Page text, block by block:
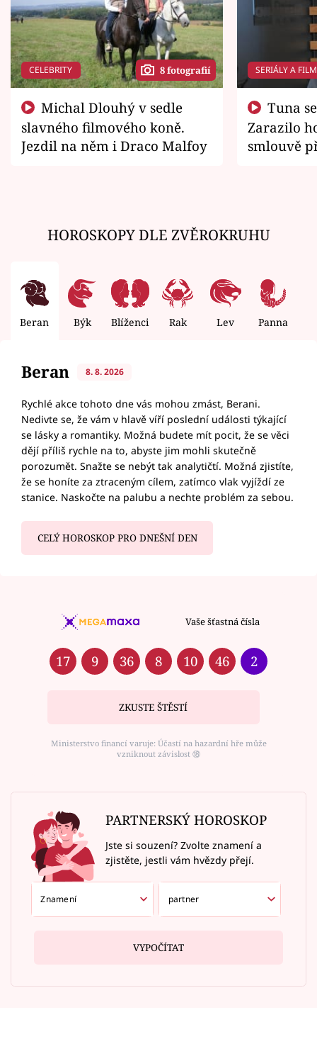
CELEBRITY 8 fotografií
slavného filmového koně.
Jezdil na něm i Draco Malfoy
SERIÁLY A
Zarazilo
smlouvě
HOROSKOPY DLE ZVĚROKRUHU
Beran Býk Blíženci Rak Lev Panna
Beran 8. 8. 2026
Rychlé akce tohoto dne vás mohou zmást, Berani.
Nedivte se, že vám v hlavě víří poslední události týkající
se lásky a romantiky. Možná budete mít pocit, že se věci
dějí příliš rychle na to, abyste jim mohli skutečně
porozumět. Snažte se nebýt tak analytičtí. Možná zjistíte,
že se honíte za ztraceným cílem, zatímco vlak vyjíždí ze
stanice. Naskočte na palubu a nechte problém za sebou.
CELÝ HOROSKOP PRO DNEŠNÍ DEN
Vaše šťastná čísla
17 9 36 8 10 46 2
ZKUSTE ŠTĚSTÍ
Ministerstvo financí varuje: Účastí na hazardní hře může
vzniknout závislost ⑱
PARTNERSKÝ HOROSKOP
Jste si souzení? Zvolte znamení a
zjistěte, jestli vám hvězdy přejí.
VYPOČÍTAT